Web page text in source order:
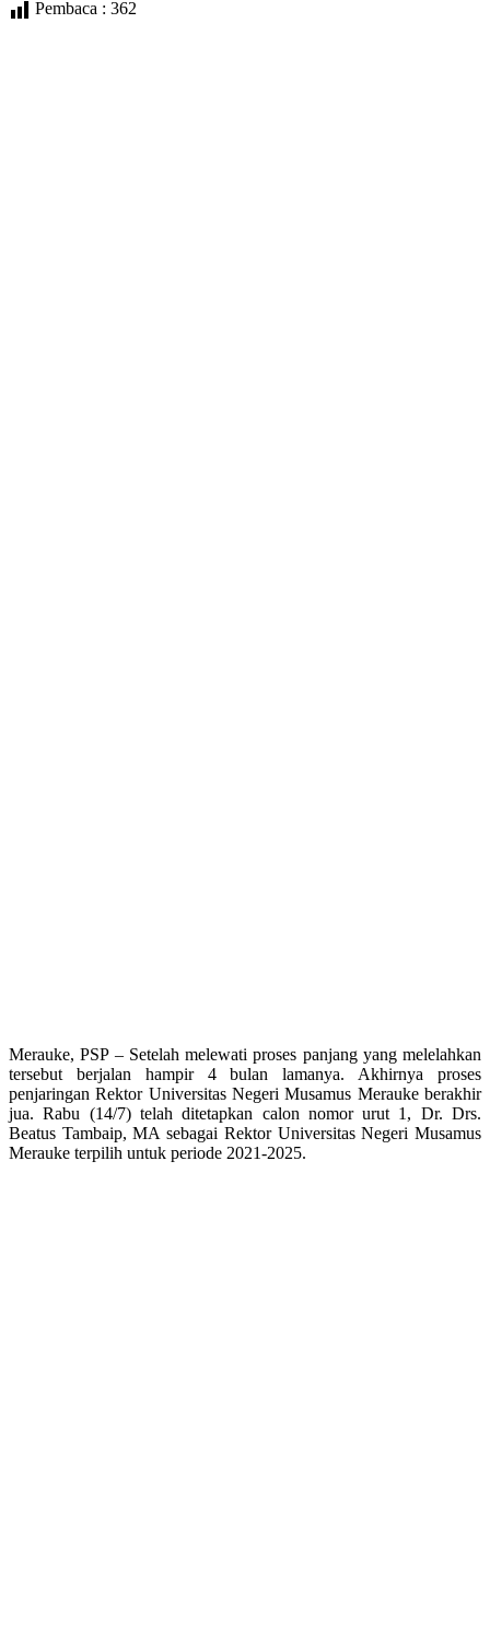
Pembaca : 362
Merauke, PSP – Setelah melewati proses panjang yang melelahkan
tersebut berjalan hampir 4 bulan lamanya. Akhirnya proses
penjaringan Rektor Universitas Negeri Musamus Merauke berakhir
jua. Rabu (14/7) telah ditetapkan calon nomor urut 1, Dr. Drs.
Beatus Tambaip, MA sebagai Rektor Universitas Negeri Musamus
Merauke terpilih untuk periode 2021-2025.